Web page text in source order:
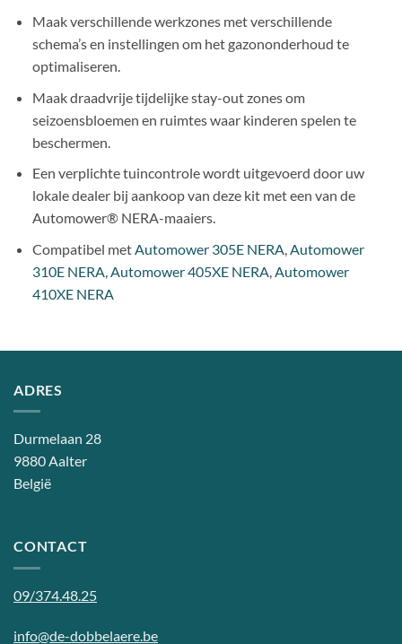
Maak verschillende werkzones met verschillende
schema’s en instellingen om het gazononderhoud te
optimaliseren.
Maak draadvrije tijdelijke stay-out zones om
seizoensbloemen en ruimtes waar kinderen spelen te
beschermen.
Een verplichte tuincontrole wordt uitgevoerd door uw
lokale dealer bij aankoop van deze kit met een van de
Automower® NERA-maaiers.
Compatibel metAutomower 305E NERA,Automower
310E NERA,Automower 405XE NERA,Automower
410XE NERA
ADRES
Durmelaan 28
9880 Aalter
België
CONTACT
09/374.48.25
info@de-dobbelaere.be